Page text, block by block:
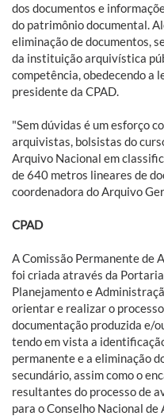
dos documentos e
do patrimônio documental.
eliminação de documentos,
da instituição arquivística
competência, obedecendo a
presidente da CPAD.
"Sem dúvidas é um esforço
arquivistas, bolsistas do
Arquivo Nacional em
de 640 metros lineares de
coordenadora do Arquivo
CPAD
A Comissão Permanente de
foi criada através da
Planejamento e
orientar e realizar o
documentação produzida e/
tendo em vista a
permanente e a eliminação
secundário, assim como o
resultantes do processo de
para o Conselho Nacional de